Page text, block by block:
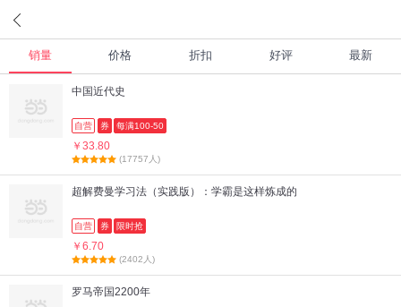
销量 价格 折扣 好评 最新
中国近代史
自营 券 每满100-50
￥33.80
(17757人)
超解费曼学习法（实践版）：学霸是这样炼成的
自营 券 限时抢
￥6.70
(2402人)
罗马帝国2200年